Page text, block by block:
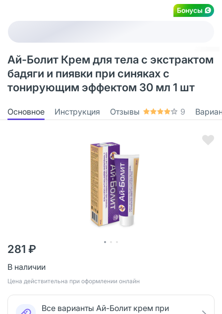
Бонусы
Ай-Болит Крем для тела с экстрактом
бадяги и пиявки при синяках с
тонирующим эффектом 30 мл 1 шт
Основное Инструкция Отзывы 9
281 ₽
В наличии
Цена действительна при оформлении онлайн
Все варианты Ай-Болит крем при